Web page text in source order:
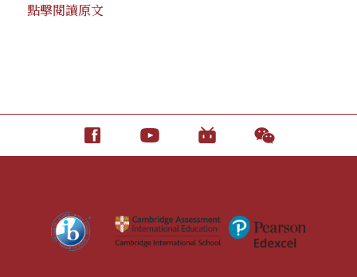
點擊閱讀原文